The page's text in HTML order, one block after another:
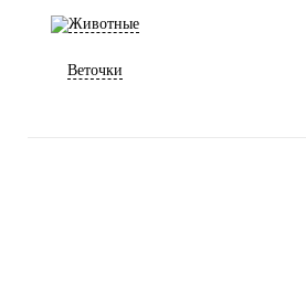
Животные
Веточки